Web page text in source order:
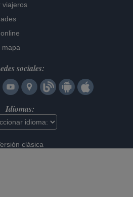
viajeros
mapa
sociales:
Idiomas:
clásica